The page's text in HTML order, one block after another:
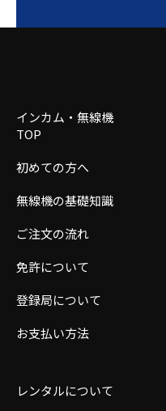
インカム・無線機
TOP
初めての方へ
無線機の基礎知識
ご注文の流れ
免許について
登録局について
お支払い方法
レンタルについて